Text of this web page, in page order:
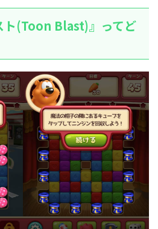
ト(Toon Blast)』ってど